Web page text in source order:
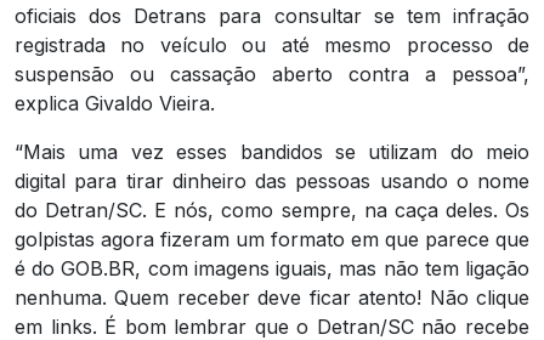
oficiais dos Detrans para consultar se tem infração
registrada no veículo ou até mesmo processo de
suspensão ou cassação aberto contra a pessoa”,
explica Givaldo Vieira.
“Mais uma vez esses bandidos se utilizam do meio
digital para tirar dinheiro das pessoas usando o nome
do Detran/SC. E nós, como sempre, na caça deles. Os
golpistas agora fizeram um formato em que parece que
é do GOB.BR, com imagens iguais, mas não tem ligação
nenhuma. Quem receber deve ficar atento! Não clique
em links. É bom lembrar que o Detran/SC não recebe